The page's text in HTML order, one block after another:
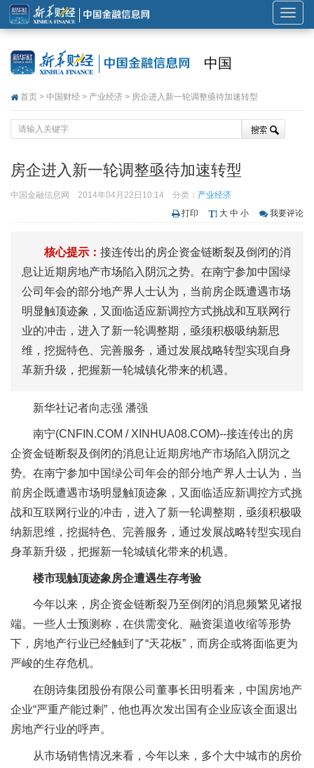
展
开
中国
首页 > 中国财经 > 产业经济 > 房企进入新一轮调整亟待加速转型
房企进入新一轮调整亟待加速转型
中国金融信息网 2014年04月22日10:14 分类： 产业经济
打印
大 中 小 我要评论
核心提示： 接连传出的房企资金链断裂及倒闭的消
息让近期房地产市场陷入阴沉之势。在南宁参加中国绿
公司年会的部分地产界人士认为，当前房企既遭遇市场
明显触顶迹象，又面临适应新调控方式挑战和互联网行
业的冲击，进入了新一轮调整期，亟须积极吸纳新思
维，挖掘特色、完善服务，通过发展战略转型实现自身
革新升级，把握新一轮城镇化带来的机遇。
新华社记者向志强 潘强
南宁(CNFIN.COM / XINHUA08.COM)--接连传出的房
企资金链断裂及倒闭的消息让近期房地产市场陷入阴沉之
势。在南宁参加中国绿公司年会的部分地产界人士认为，当
前房企既遭遇市场明显触顶迹象，又面临适应新调控方式挑
战和互联网行业的冲击，进入了新一轮调整期，亟须积极吸
纳新思维，挖掘特色、完善服务，通过发展战略转型实现自
身革新升级，把握新一轮城镇化带来的机遇。
楼市现触顶迹象房企遭遇生存考验
今年以来，房企资金链断裂乃至倒闭的消息频繁见诸报
端。一些人士预测称，在供需变化、融资渠道收缩等形势
下，房地产行业已经触到了“天花板”，而房企或将面临更为
严峻的生存危机。
在朗诗集团股份有限公司董事长田明看来，中国房地产
企业“严重产能过剩”，他也再次发出国有企业应该全面退出
房地产行业的呼声。
从市场销售情况来看，今年以来，多个大中城市的房价